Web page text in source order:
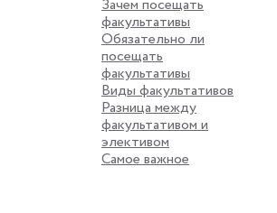
Зачем посещать
факультативы
Обязательно ли
посещать
факультативы
Виды факультативов
Разница между
факультативом и
элективом
Самое важное